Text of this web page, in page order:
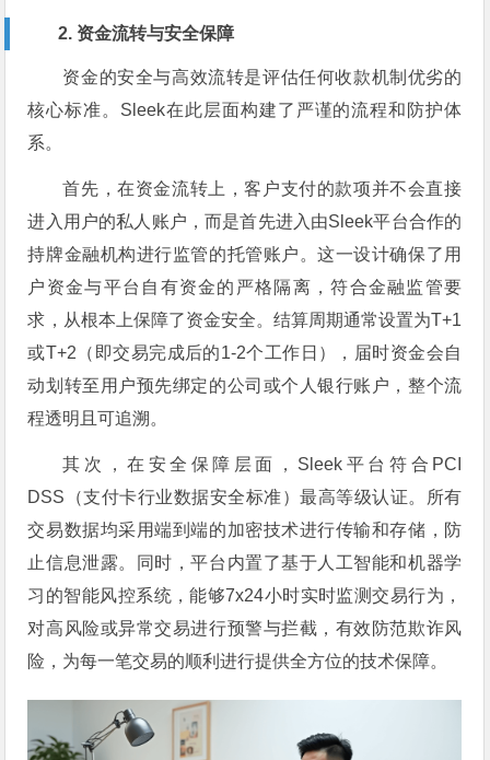
2. 资金流转与安全保障
资金的安全与高效流转是评估任何收款机制优劣的
核心标准。Sleek在此层面构建了严谨的流程和防护体
系。
首先，在资金流转上，客户支付的款项并不会直接
进入用户的私人账户，而是首先进入由Sleek平台合作的
持牌金融机构进行监管的托管账户。这一设计确保了用
户资金与平台自有资金的严格隔离，符合金融监管要
求，从根本上保障了资金安全。结算周期通常设置为T+1
或T+2（即交易完成后的1-2个工作日），届时资金会自
动划转至用户预先绑定的公司或个人银行账户，整个流
程透明且可追溯。
其次，在安全保障层面，Sleek平台符合PCI
DSS（支付卡行业数据安全标准）最高等级认证。所有
交易数据均采用端到端的加密技术进行传输和存储，防
止信息泄露。同时，平台内置了基于人工智能和机器学
习的智能风控系统，能够7x24小时实时监测交易行为，
对高风险或异常交易进行预警与拦截，有效防范欺诈风
险，为每一笔交易的顺利进行提供全方位的技术保障。